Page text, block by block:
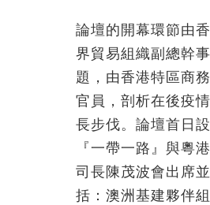
論壇的開幕環節由
界貿易組織副總幹
題，由香港特區商
官員，剖析在後疫
長步伐。論壇首日
『一帶一路』與粵
司長陳茂波會出席
括：澳洲基建夥伴